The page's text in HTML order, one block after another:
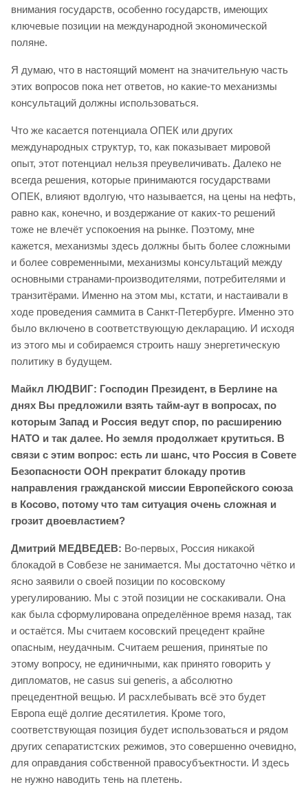
внимания государств, особенно государств, имеющих
ключевые позиции на международной экономической
поляне.
Я думаю, что в настоящий момент на значительную часть
этих вопросов пока нет ответов, но какие-то механизмы
консультаций должны использоваться.
Что же касается потенциала ОПЕК или других
международных структур, то, как показывает мировой
опыт, этот потенциал нельзя преувеличивать. Далеко не
всегда решения, которые принимаются государствами
ОПЕК, влияют вдолгую, что называется, на цены на нефть,
равно как, конечно, и воздержание от каких-то решений
тоже не влечёт успокоения на рынке. Поэтому, мне
кажется, механизмы здесь должны быть более сложными
и более современными, механизмы консультаций между
основными странами-производителями, потребителями и
транзитёрами. Именно на этом мы, кстати, и настаивали в
ходе проведения саммита в Санкт-Петербурге. Именно это
было включено в соответствующую декларацию. И исходя
из этого мы и собираемся строить нашу энергетическую
политику в будущем.
Майкл ЛЮДВИГ: Господин Президент, в Берлине на
днях Вы предложили взять тайм-аут в вопросах, по
которым Запад и Россия ведут спор, по расширению
НАТО и так далее. Но земля продолжает крутиться. В
связи с этим вопрос: есть ли шанс, что Россия в Совете
Безопасности ООН прекратит блокаду против
направления гражданской миссии Европейского союза
в Косово, потому что там ситуация очень сложная и
грозит двоевластием?
Дмитрий МЕДВЕДЕВ: Во-первых, Россия никакой
блокадой в Совбезе не занимается. Мы достаточно чётко и
ясно заявили о своей позиции по косовскому
урегулированию. Мы с этой позиции не соскакивали. Она
как была сформулирована определённое время назад, так
и остаётся. Мы считаем косовский прецедент крайне
опасным, неудачным. Считаем решения, принятые по
этому вопросу, не единичными, как принято говорить у
дипломатов, не casus sui generis, а абсолютно
прецедентной вещью. И расхлебывать всё это будет
Европа ещё долгие десятилетия. Кроме того,
соответствующая позиция будет использоваться и рядом
других сепаратистских режимов, это совершенно очевидно,
для оправдания собственной правосубъектности. И здесь
не нужно наводить тень на плетень.